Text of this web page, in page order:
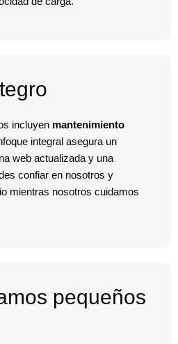
incluyen mantenimiento
integral asegura un
web actualizada y una
confiar en nosotros y
mientras nosotros cuidamos
pequeños